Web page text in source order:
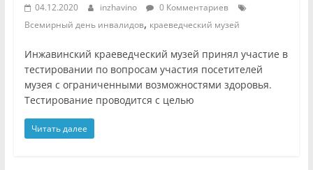
04.12.2020 inzhavino
0 Комментариев
Всемирный день инвалидов, краеведческий музей
Инжавинский краеведческий музей принял участие в
тестировании по вопросам участия посетителей
музея с ограниченными возможностями здоровья.
Тестирование проводится с целью
Читать далее